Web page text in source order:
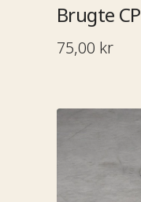
Brugte CP1 paller 1000 x 1200 mm.​​​​‌
75,00 kr